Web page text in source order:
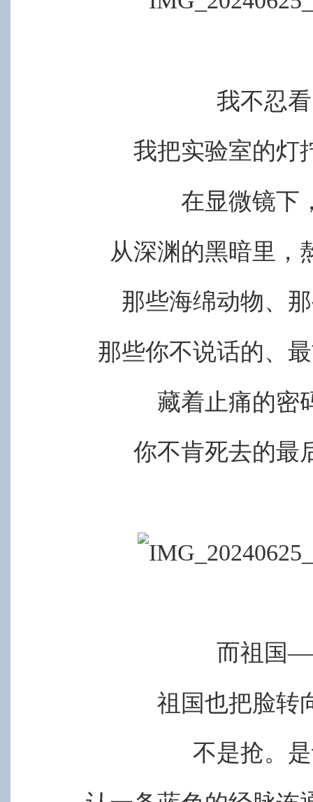
我不忍
我把实验室的灯
在显微镜下
从深渊的黑暗里，
那些海绵动物、
那些你不说话的、
藏着止痛的密
你不肯死去的最
而祖国
祖国也把脸转
不是抢。